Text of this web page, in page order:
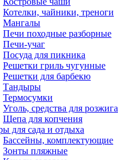
Котелки, чайники, треноги
Мангалы
Печи походные разборные
Печи-учаг
Посуда для пикника
Решетки гриль чугунные
Решетки для барбекю
Тандыры
Термосумки
Уголь, средства для розжига
Щепа для копчения
для сада и отдыха
Бассейны, комплектующие
Зонты пляжные